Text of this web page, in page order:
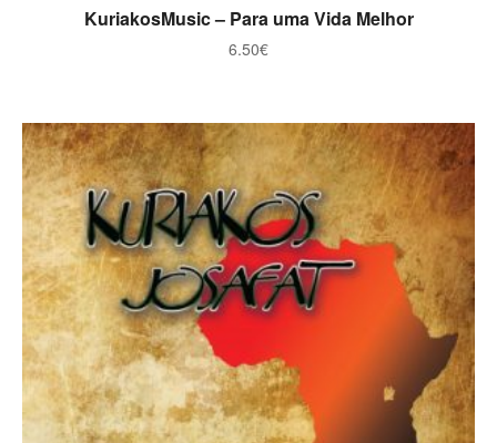
ADICIONAR
KuriakosMusic – Para uma Vida Melhor
6.50€